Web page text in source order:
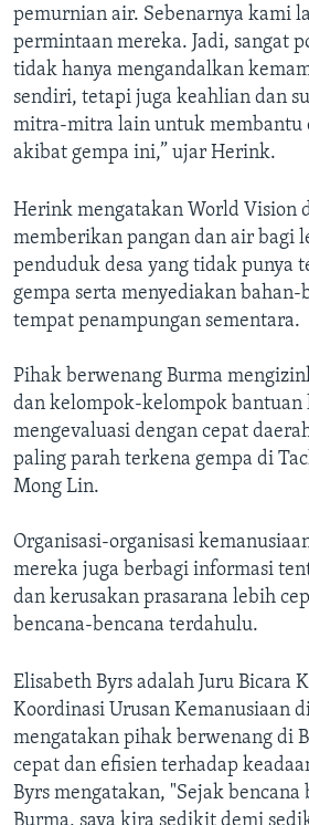
pemurnian air. Sebenarnya kami
permintaan mereka. Jadi, sangat
tidak hanya mengandalkan
sendiri, tetapi juga keahlian dan
mitra-mitra lain untuk membantu
akibat gempa ini,” ujar Herink.
Herink mengatakan World Vision
memberikan pangan dan air bagi
penduduk desa yang tidak punya
gempa serta menyediakan
tempat penampungan sementara.
Pihak berwenang Burma
dan kelompok-kelompok bantuan
mengevaluasi dengan cepat
paling parah terkena gempa di
Mong Lin.
Organisasi-organisasi
mereka juga berbagi informasi
dan kerusakan prasarana lebih
bencana-bencana terdahulu.
Elisabeth Byrs adalah Juru Bicara
Koordinasi Urusan Kemanusiaan
mengatakan pihak berwenang di
cepat dan efisien terhadap
Byrs mengatakan, "Sejak